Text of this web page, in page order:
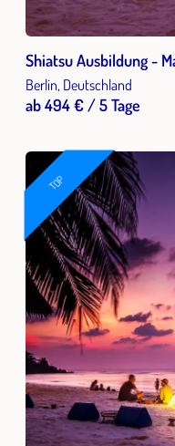
Shiatsu Ausbildung -
Berlin, Deutschland
ab 494 € / 5 Tage
TOP